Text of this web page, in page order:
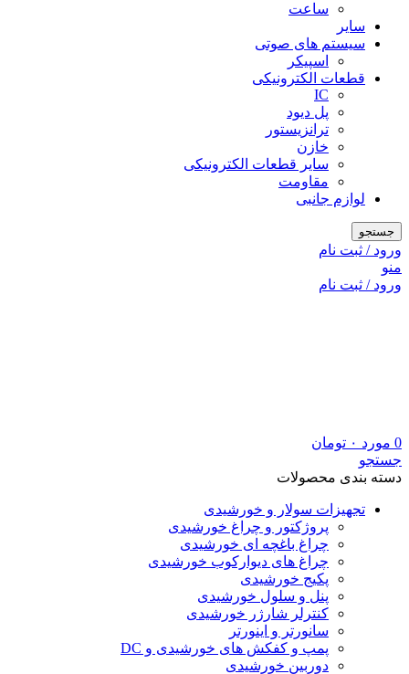
ساعت
سایر
سیستم های صوتی
اسپیکر
قطعات الکترونیکی
IC
پل دیود
ترانزیستور
خازن
سایر قطعات الکترونیکی
مقاومت
لوازم جانبی
جستجو
ورود / ثبت نام
منو
ورود / ثبت نام
0 مورد ۰ تومان
جستجو
دسته بندی محصولات
تجهیزات سولار و خورشیدی
پروژکتور و چراغ خورشیدی
چراغ باغچه ای خورشیدی
چراغ های دیوارکوب خورشیدی
پکیج خورشیدی
پنل و سلول خورشیدی
کنترلر شارژر خورشیدی
سانورتر و اینورتر
پمپ و کفکش های خورشیدی و DC
دوربین خورشیدی